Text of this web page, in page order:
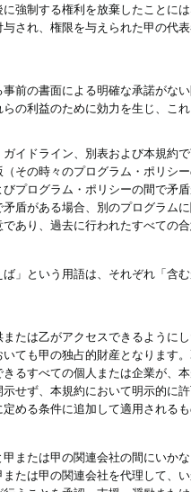
強制する権利を放棄したこと
され、権限を与えられた甲の
前の書面による明確な承諾がな
の利益のために効力を生じ、こ
イドライン、別表および本規約
その時々のプログラム・ポリシ
プログラム・ポリシーの間で
盾がある場合、別のプログラ
あり、過去に行われたすべての
」という用語は、それぞれ「含
たは乙がアクセスできるよう
いても甲の独占的財産となります
るすべての個人または企業が
せず、本規約において明示的に
める条件に追加して適用される
または甲の関連会社の間にい
たは甲の関連会社を代理して